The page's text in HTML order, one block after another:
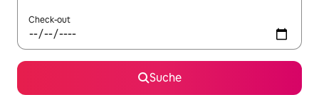
Check-out
Suche